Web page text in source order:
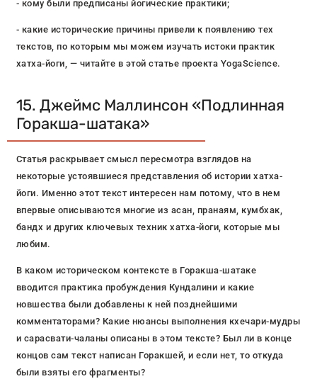
- кому были предписаны йогические практики;
- какие исторические причины привели к появлению тех
текстов, по которым мы можем изучать истоки практик
хатха-йоги, — читайте в этой статье проекта YogaScience.
15. Джеймс Маллинсон «Подлинная
Горакша-шатака»
Статья раскрывает смысл пересмотра взглядов на
некоторые устоявшиеся представления об истории хатха-
йоги. Именно этот текст интересен нам потому, что в нем
впервые описываются многие из асан, пранаям, кумбхак,
бандх и других ключевых техник хатха-йоги, которые мы
любим.
В каком историческом контексте в Горакша-шатаке
вводится практика пробуждения Кундалини и какие
новшества были добавлены к ней позднейшими
комментаторами? Какие нюансы выполнения кхечари-мудры
и сарасвати-чаланы описаны в этом тексте? Был ли в конце
концов сам текст написан Горакшей, и если нет, то откуда
были взяты его фрагменты?